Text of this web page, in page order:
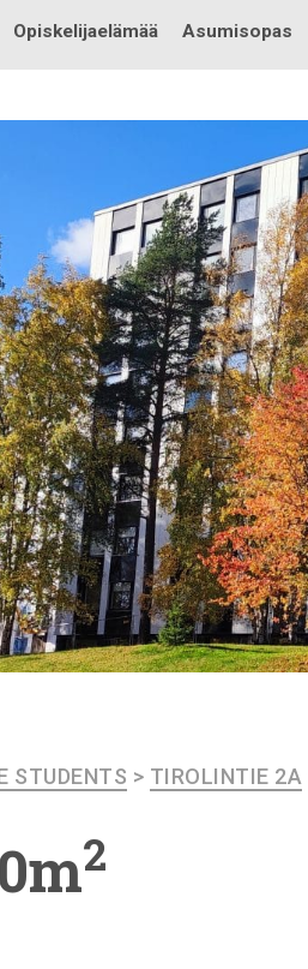
Opiskelijaelämää Asumisopas
STUDENTS > TIROLINTIE 2A
2